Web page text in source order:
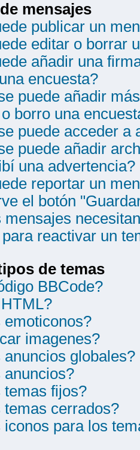
mensajes
publicar un
editar o borrar
añadir una
encuesta?
puede añadir
borro una
puede acceder a
puede añadir
una advertencia?
reportar un
el botón
reactivar un
de temas
BBCode?
imagenes?
globales?
anuncios?
temas fijos?
cerrados?
para los